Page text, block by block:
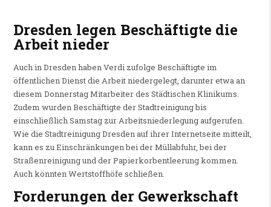
Dresden legen Beschäftigte die
Arbeit nieder
Auch in Dresden haben Verdi zufolge Beschäftigte im
öffentlichen Dienst die Arbeit niedergelegt, darunter etwa an
diesem Donnerstag Mitarbeiter des Städtischen Klinikums.
Zudem wurden Beschäftigte der Stadtreinigung bis
einschließlich Samstag zur Arbeitsniederlegung aufgerufen.
Wie die Stadtreinigung Dresden auf ihrer Internetseite mitteilt,
kann es zu Einschränkungen bei der Müllabfuhr, bei der
Straßenreinigung und der Papierkorbentleerung kommen.
Auch könnten Wertstoffhöfe schließen.
Forderungen der Gewerkschaft